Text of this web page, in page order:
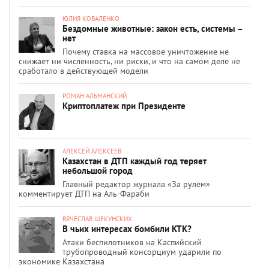
ЮЛИЯ КОВАЛЕНКО
Бездомные животные: закон есть, системы –
нет
Почему ставка на массовое уничтожение не
снижает ни численность, ни риски, и что на самом деле не
сработало в действующей модели
РОМАН АЛЬМАНСКИЙ
Криптоплатеж при Президенте
АЛЕКСЕЙ АЛЕКСЕЕВ
Казахстан в ДТП каждый год теряет
небольшой город
Главный редактор журнала «За рулём»
комментирует ДТП на Аль-Фараби
ВЯЧЕСЛАВ ЩЕКУНСКИХ
В чьих интересах бомбили КТК?
Атаки беспилотников на Каспийский
трубопроводный консорциум ударили по
экономике Казахстана